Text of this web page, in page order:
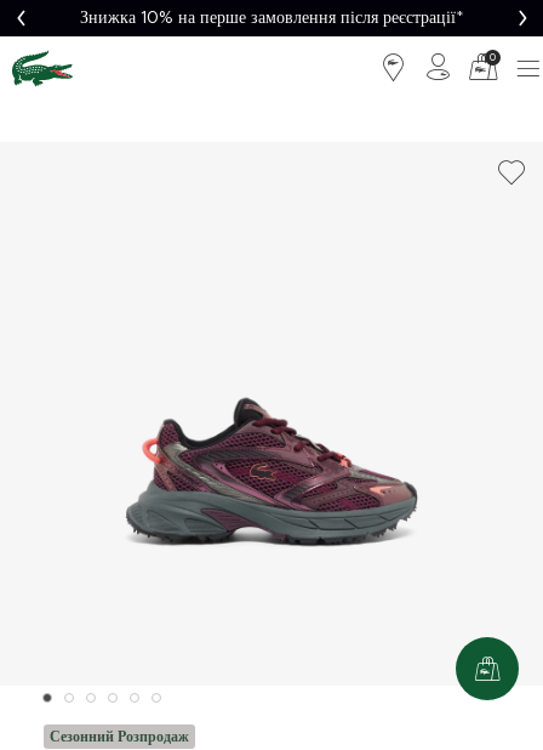
Знижка 10% на перше замовлення після реєстрації*
0
Сезонний Розпродаж